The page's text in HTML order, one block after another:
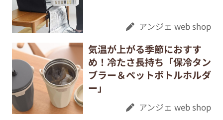
アンジェ web shop
気温が上がる季節におすす
め！冷たさ長持ち「保冷タン
ブラー＆ペットボトルホルダ
ー」
アンジェ web shop